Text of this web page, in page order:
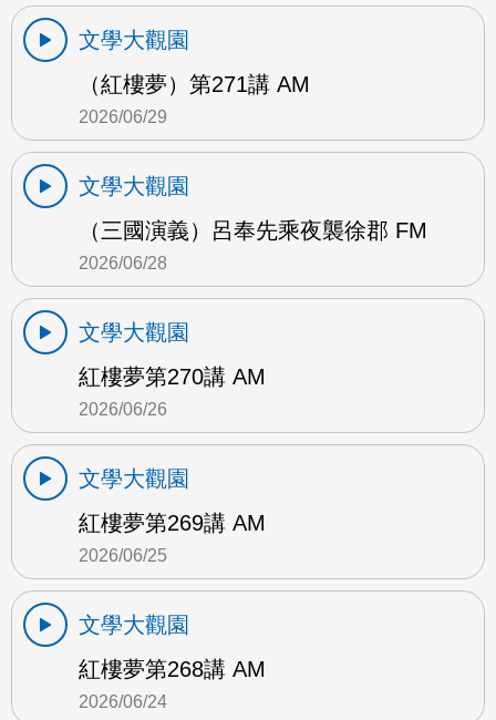
文學大觀園
（紅樓夢）第271講 AM
2026/06/29
文學大觀園
（三國演義）呂奉先乘夜襲徐郡 FM
2026/06/28
文學大觀園
紅樓夢第270講 AM
2026/06/26
文學大觀園
紅樓夢第269講 AM
2026/06/25
文學大觀園
紅樓夢第268講 AM
2026/06/24